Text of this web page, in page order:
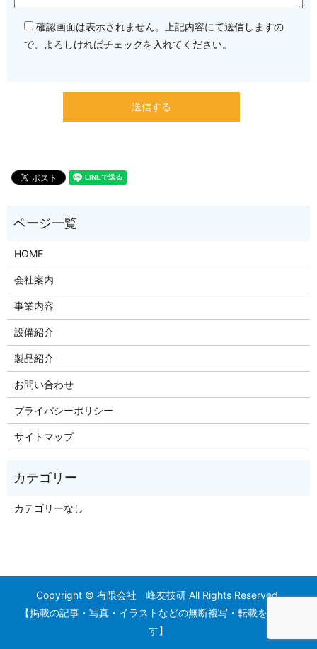
確認画面は表示されません。上記内容にて送信しますの
で、よろしければチェックを入れてください。
HOME
会社案内
事業内容
設備紹介
製品紹介
お問い合わせ
プライバシーポリシー
サイトマップ
カテゴリーなし
Copyright © 有限会社 峰友技研 All Rights Reserved.
【掲載の記事・写真・イラストなどの無断複写・転載を禁じま
す】